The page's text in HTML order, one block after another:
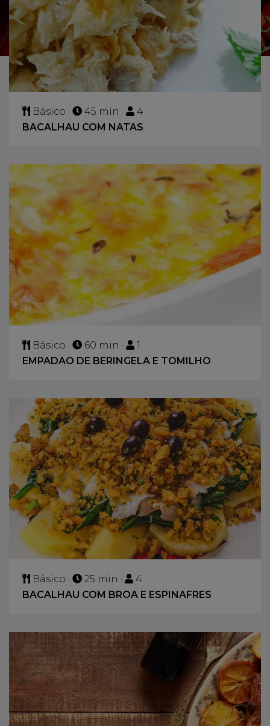
Básico · 45 min ·
4
BACALHAU COM NATAS
Básico · 60 min ·
1
EMPADAO DE BERINGELA E TOMILHO
Básico · 25 min ·
4
BACALHAU COM BROA E ESPINAFRES